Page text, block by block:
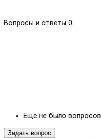
Вопросы и ответы 0
Еще не было вопросов
Задать вопрос